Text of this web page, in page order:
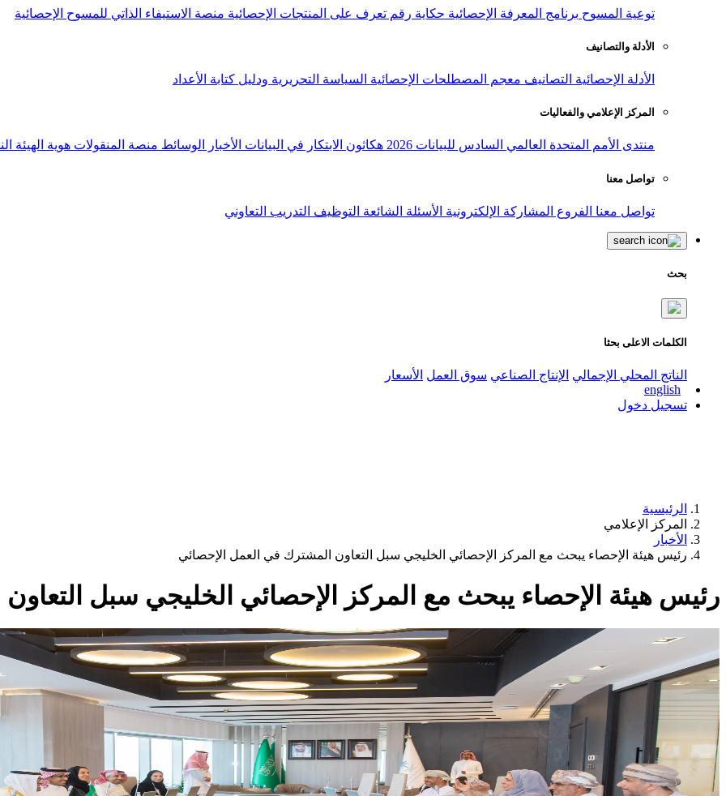
توعية المسوح برنامج المعرفة الإحصائية حكاية رقم تعرف على المنتجات الإحصائية منصة الاستيفاء الذاتي للمسوح الإحصائية
الأدلة والتصانيف
الأدلة الإحصائية التصانيف معجم المصطلحات الإحصائية السياسة التحريرية ودليل كتابة الأعداد
المركز الإعلامي والفعاليات
منتدى الأمم المتحدة العالمي السادس للبيانات 2026 هكاثون الابتكار في البيانات الأخبار الوسائط منصة المنقولات هوية الهيئة
تواصل معنا
تواصل معنا الفروع المشاركة الإلكترونية الأسئلة الشائعة التوظيف التدريب التعاوني
بحث
الكلمات الاعلى بحثا
الناتج المحلي الإجمالي الإنتاج الصناعي سوق العمل الأسعار
english
تسجيل دخول
الرئيسية
المركز الإعلامي
الأخبار
رئيس هيئة الإحصاء يبحث مع المركز الإحصائي الخليجي سبل التعاون المشترك في العمل الإحصائي
رئيس هيئة الإحصاء يبحث مع المركز الإحصائي الخليجي سبل